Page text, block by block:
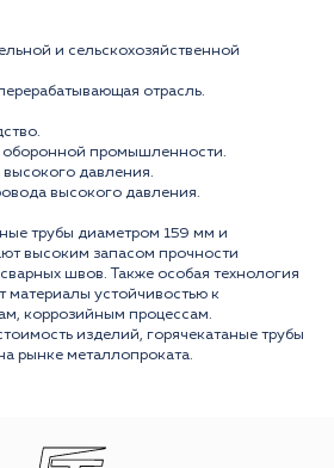
и сельскохозяйственной
отрасль.
оборонной промышленности.
давления.
высокого давления.
трубы диаметром 159 мм и
высоким запасом прочности
швов. Также особая технология
материалы устойчивостью к
коррозийным процессам.
изделий, горячекатаные трубы
рынке металлопроката.